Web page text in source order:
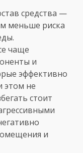
средства —
меньше риска
чаще
и
эффективно
этом не
стоит
и